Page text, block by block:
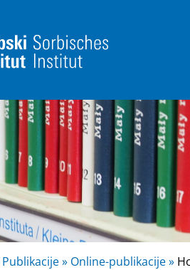
Publikacije » Online-publikacije »